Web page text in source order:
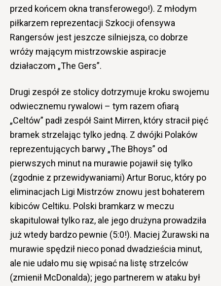
przed końcem okna transferowego!). Z młodym
piłkarzem reprezentacji Szkocji ofensywa
Rangersów jest jeszcze silniejsza, co dobrze
wróży mającym mistrzowskie aspiracje
działaczom „The Gers”.
Drugi zespół ze stolicy dotrzymuje kroku swojemu
odwiecznemu rywalowi – tym razem ofiarą
„Celtów” padł zespół Saint Mirren, który stracił pięć
bramek strzelając tylko jedną. Z dwójki Polaków
reprezentujących barwy „The Bhoys” od
pierwszych minut na murawie pojawił się tylko
(zgodnie z przewidywaniami) Artur Boruc, który po
eliminacjach Ligi Mistrzów znowu jest bohaterem
kibiców Celtiku. Polski bramkarz w meczu
skapitulował tylko raz, ale jego drużyna prowadziła
już wtedy bardzo pewnie (5:0!). Maciej Żurawski na
murawie spędził nieco ponad dwadzieścia minut,
ale nie udało mu się wpisać na listę strzelców
(zmienił McDonalda); jego partnerem w ataku był